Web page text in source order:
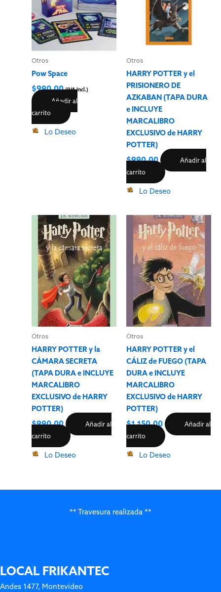
Otros
Pow Space
$990.00 (IVA Incl.)
Añadir al
carrito
Lo Deseo
Otros
HARRY POTTER y el
PRISIONERO DE
AZKABAN (TAPA DURA
e INCLUYE
MARCALIBRO
EXCLUSIVO de HARRY
POTTER)
$990.00
Añadir al
carrito
Lo Deseo
Otros
HARRY POTTER y la
CÁMARA SECRETA
(TAPA DURA e INCLUYE
MARCALIBRO
EXCLUSIVO de HARRY
POTTER)
$990.00
Añadir al
carrito
Lo Deseo
Otros
HARRY POTTER y el
CÁLIZ de FUEGO (TAPA
DURA e INCLUYE
MARCALIBRO
EXCLUSIVO de HARRY
POTTER)
$1,150.00
Añadir al
carrito
Lo Deseo
** Travesura realizada **
LOCAL FRIKANTEC
Andes 1477, Montevideo